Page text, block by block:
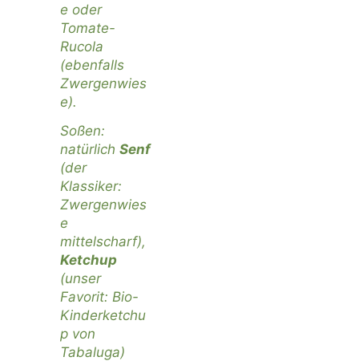
e oder
Tomate-
Rucola
(ebenfalls
Zwergenwies
e).
Soßen:
natürlich Senf
(der
Klassiker:
Zwergenwies
e
mittelscharf),
Ketchup
(unser
Favorit: Bio-
Kinderketchu
p von
Tabaluga)